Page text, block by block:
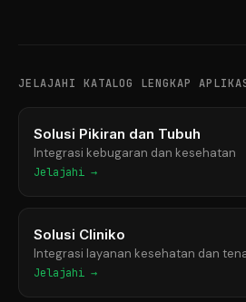
JELAJAHI KATALOG LENGKAP
Solusi Pikiran dan Tubuh
Integrasi kebugaran dan kesehatan
Jelajahi →
Solusi Cliniko
Integrasi layanan kesehatan dan
Jelajahi →